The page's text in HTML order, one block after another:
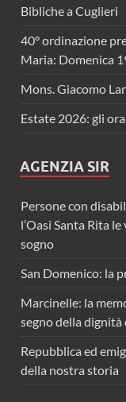
Bibliche a Cuglieri
40° ordinazione
Maria: Domenica
Mons. Giacomo
Estate 2026: gli
AGENZIA SIR
Persone con
l’Oasi Santa Rita
sogno
San Domenico: la
Marcinelle: la
segno della dignità
Repubblica ed
della nostra storia